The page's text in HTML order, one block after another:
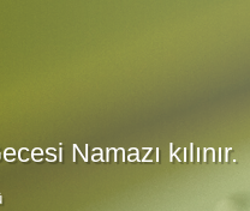
Namazı kılınır.